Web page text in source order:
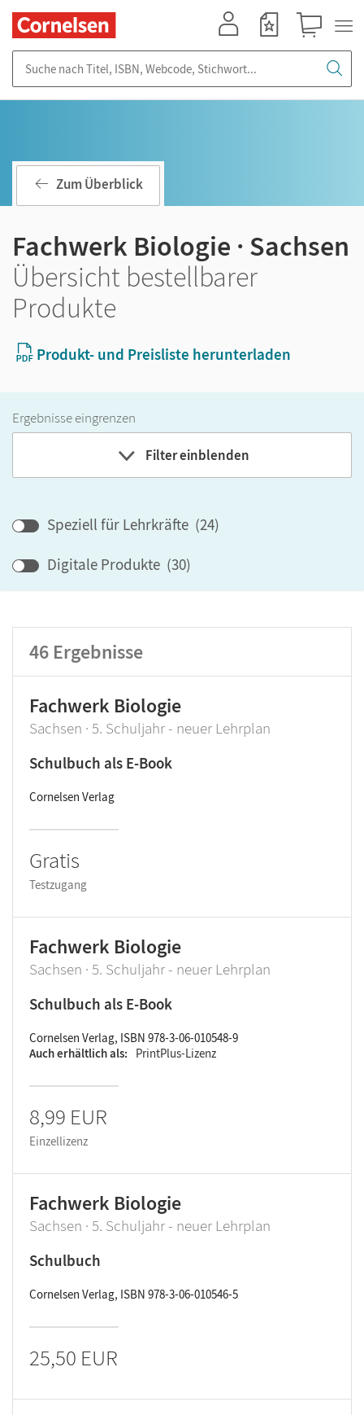
Zum Überblick
Fachwerk Biologie · Sachsen
Übersicht bestellbarer
Produkte
Produkt- und Preisliste herunterladen
Ergebnisse eingrenzen
Filter einblenden
Klassenstufe
Speziell für Lehrkräfte (24)
Digitale Produkte (30)
46 Ergebnisse
Fachwerk Biologie
Sachsen · 5. Schuljahr - neuer Lehrplan
Schulbuch als E-Book
Cornelsen Verlag
Gratis
Testzugang
Fachwerk Biologie
Sachsen · 5. Schuljahr - neuer Lehrplan
Schulbuch als E-Book
Cornelsen Verlag, ISBN 978-3-06-010548-9
Auch erhältlich als
PrintPlus-Lizenz
8,99 EUR
Einzellizenz
Fachwerk Biologie
Sachsen · 5. Schuljahr - neuer Lehrplan
Schulbuch
Cornelsen Verlag, ISBN 978-3-06-010546-5
25,50 EUR